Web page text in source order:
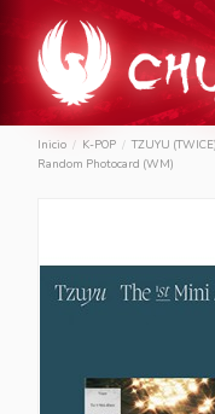
Inicio K-POP
TZUYU
Random Photocard (WM)